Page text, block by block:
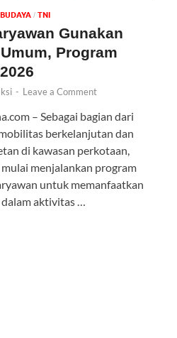
/ TNI
Gunakan
Program
- Leave a Comment
– Sebagai bagian dari
berkelanjutan dan
di kawasan perkotaan,
menjalankan program
untuk memanfaatkan
aktivitas …